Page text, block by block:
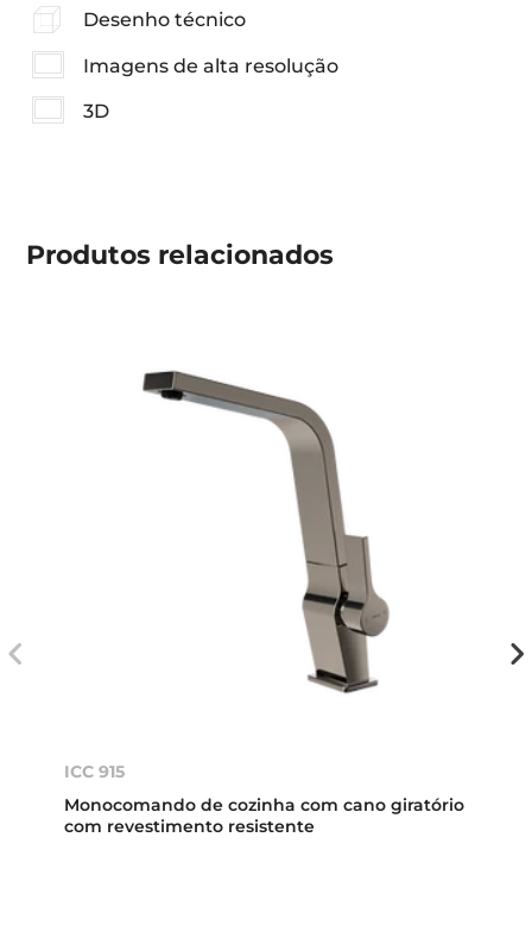
Desenho técnico
Imagens de alta resolução
3D
Produtos relacionados
ICC 915
Monocomando de cozinha com cano giratório
com revestimento resistente